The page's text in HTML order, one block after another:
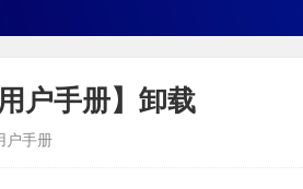
用户手册】卸载
户手册